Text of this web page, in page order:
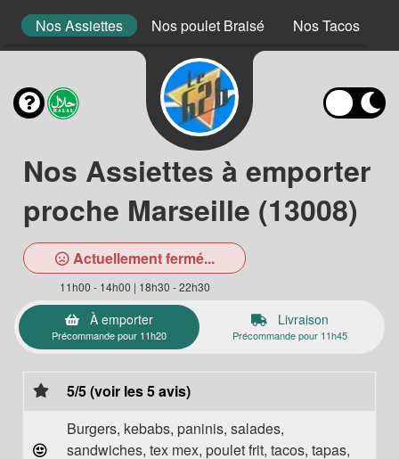
Nos Assiettes Nos poulet Braisé Nos Tacos
Nos Assiettes à emporter
proche Marseille (13008)
Actuellement fermé...
11h00 - 14h00 | 18h30 - 22h30
À emporter
Précommande pour 11h20
Livraison
Précommande pour 11h45
5/5 (voir les 5 avis)
Burgers, kebabs, paninis, salades,
sandwiches, tex mex, poulet frit, tacos, tapas,